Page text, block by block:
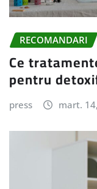
RECOMANDARI
Ce
pentru
press mart.